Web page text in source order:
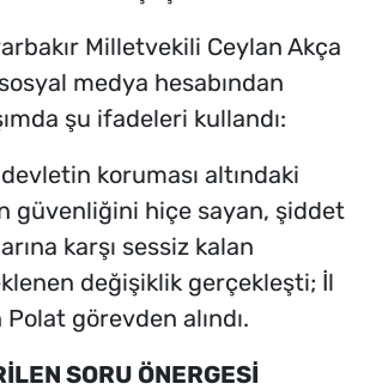
Milletvekili Ceylan Akça
medya hesabından
şu ifadeleri kullandı:
devletin koruması altındaki
güvenliğini hiçe sayan, şiddet
karşı sessiz kalan
değişiklik gerçekleşti; İl
görevden alındı.
SORU ÖNERGESİ